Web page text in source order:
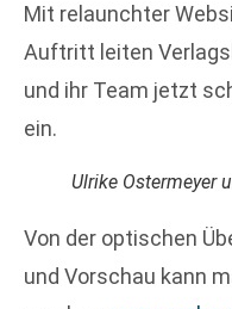
Mit relaunchter
Auftritt leiten
und ihr Team jetzt
ein.
Ulrike Ostermeyer
Von der optischen
und Vorschau kann